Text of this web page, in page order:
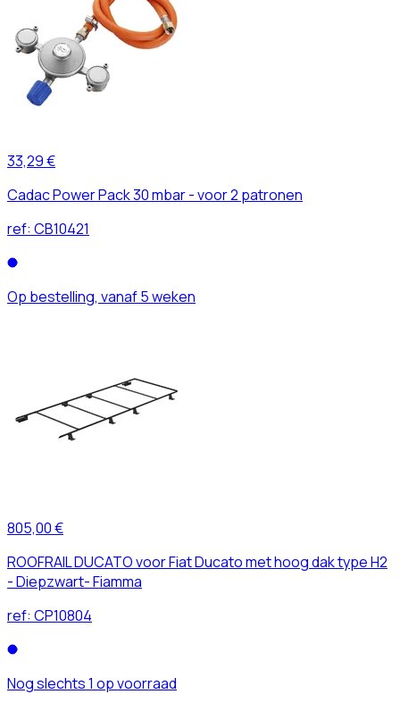
33,29 €
Cadac Power Pack 30 mbar - voor 2 patronen
ref: CB10421
Op bestelling, vanaf 5 weken
805,00 €
ROOFRAIL DUCATO voor Fiat Ducato met hoog dak type H2
- Diepzwart- Fiamma
ref: CP10804
Nog slechts 1 op voorraad